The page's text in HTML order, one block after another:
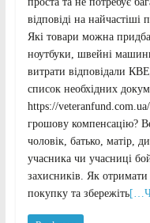
відповіді на найчастіші
Які товари можна
ноутбуки, швейні
витрати відповідали
список необхідних
https://
грошову компенсацію?
чоловік, батько, матір,
учасника чи учасниці
захисників. Як отримати
покупку та збережіть